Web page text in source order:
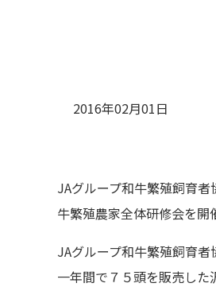
2016年02月01日
JAグループ和牛繁殖飼育
牛繁殖農家全体研修会を開
JAグループ和牛繁殖飼育
一年間で７５頭を販売した